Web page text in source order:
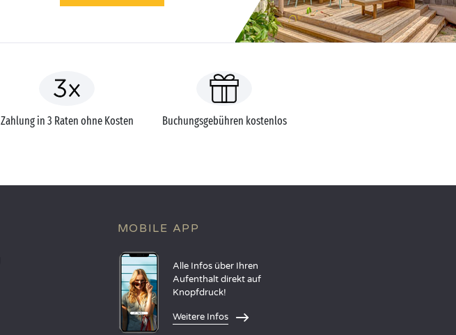
Zahlung in 3 Raten ohne Kosten Buchungsgebühren kostenlos
MOBILE APP
Alle Infos über Ihren
Aufenthalt direkt auf
Knopfdruck!
Weitere Infos